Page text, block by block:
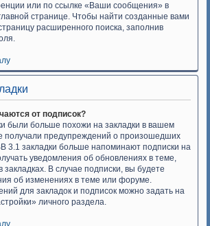
или по ссылке «Ваши сообщения» в
странице. Чтобы найти созданные вами
расширенного поиска, заполнив
от подписок?
были больше похожи на закладки в вашем
получали предупреждений о произошедших
3.1 закладки больше напоминают подписки на
уведомления об обновлениях в теме,
В случае подписки, вы будете
об изменениях в теме или форуме.
для закладок и подписок можно задать на
личного раздела.